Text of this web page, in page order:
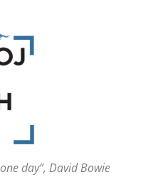
day“, David Bowie